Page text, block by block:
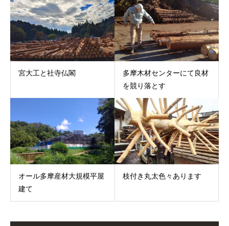
宮大工と社寺仏閣
多摩木材センターにて良材
を競り落とす
オール多摩産材大規模平屋
建て
枝付き丸太色々あります